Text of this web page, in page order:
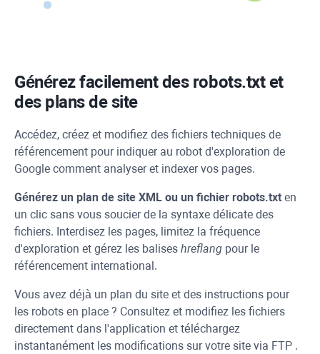
Générez facilement des robots.txt et
des plans de site
Accédez, créez et modifiez des fichiers techniques de
référencement pour indiquer au robot d'exploration de
Google comment analyser et indexer vos pages.
Générez un plan de site XML ou un fichier robots.txt en
un clic sans vous soucier de la syntaxe délicate des
fichiers. Interdisez les pages, limitez la fréquence
d'exploration et gérez les balises hreflang pour le
référencement international.
Vous avez déjà un plan du site et des instructions pour
les robots en place ? Consultez et modifiez les fichiers
directement dans l'application et téléchargez
instantanément les modifications sur votre site via FTP .